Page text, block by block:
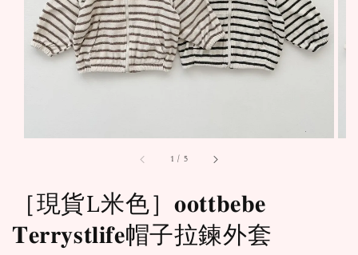
1 / 5
［現貨L米色］𝐨𝐨𝐭𝐭𝐛𝐞𝐛𝐞
𝐓𝐞𝐫𝐫𝐲𝐬𝐭𝐥𝐢𝐟𝐞帽子拉鍊外套